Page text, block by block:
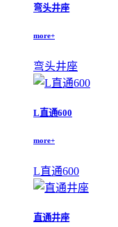
弯头井座
more+
弯头井座
L直通600
more+
L直通600
直通井座